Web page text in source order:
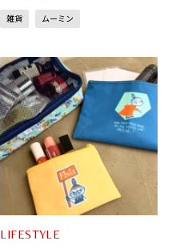
雑貨 ムーミン
LIFESTYLE